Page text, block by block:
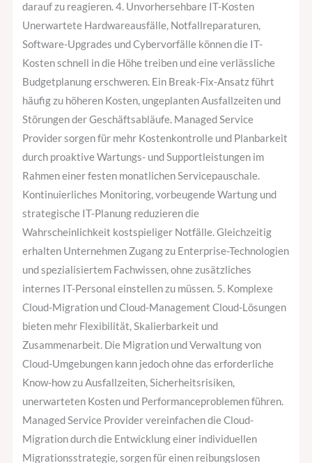
darauf zu reagieren. 4. Unvorhersehbare IT-Kosten
Unerwartete Hardwareausfälle, Notfallreparaturen,
Software-Upgrades und Cybervorfälle können die IT-
Kosten schnell in die Höhe treiben und eine verlässliche
Budgetplanung erschweren. Ein Break-Fix-Ansatz führt
häufig zu höheren Kosten, ungeplanten Ausfallzeiten und
Störungen der Geschäftsabläufe. Managed Service
Provider sorgen für mehr Kostenkontrolle und Planbarkeit
durch proaktive Wartungs- und Supportleistungen im
Rahmen einer festen monatlichen Servicepauschale.
Kontinuierliches Monitoring, vorbeugende Wartung und
strategische IT-Planung reduzieren die
Wahrscheinlichkeit kostspieliger Notfälle. Gleichzeitig
erhalten Unternehmen Zugang zu Enterprise-Technologien
und spezialisiertem Fachwissen, ohne zusätzliches
internes IT-Personal einstellen zu müssen. 5. Komplexe
Cloud-Migration und Cloud-Management Cloud-Lösungen
bieten mehr Flexibilität, Skalierbarkeit und
Zusammenarbeit. Die Migration und Verwaltung von
Cloud-Umgebungen kann jedoch ohne das erforderliche
Know-how zu Ausfallzeiten, Sicherheitsrisiken,
unerwarteten Kosten und Performanceproblemen führen.
Managed Service Provider vereinfachen die Cloud-
Migration durch die Entwicklung einer individuellen
Migrationsstrategie, sorgen für einen reibungslosen